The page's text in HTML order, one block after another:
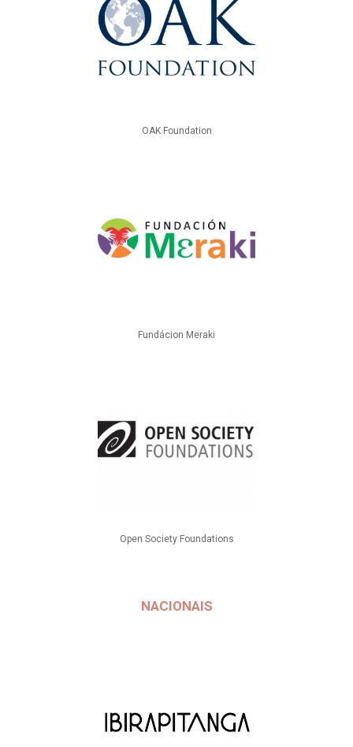
OAK Foundation
Fundácion Meraki
Open Society Foundations
NACIONAIS